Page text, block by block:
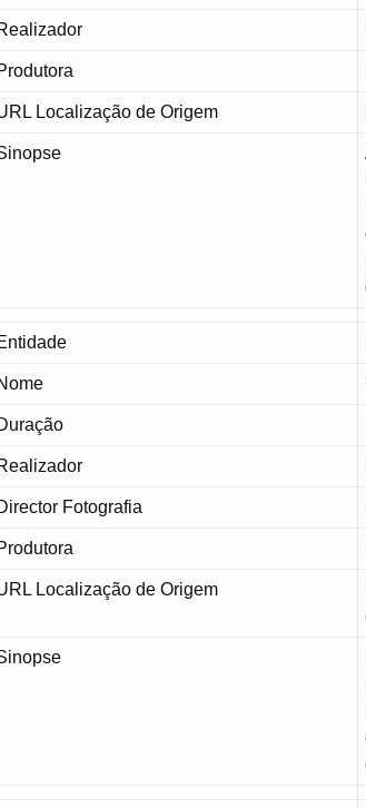
Localização de Origem
Fotografia
Localização de Origem